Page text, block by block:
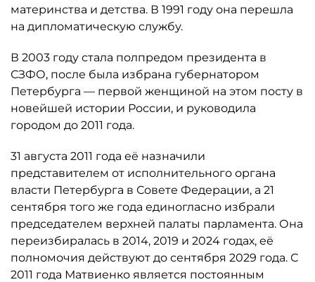
материнства и детства. В 1991 году она перешла
на дипломатическую службу.
В 2003 году стала полпредом президента в
СЗФО, после была избрана губернатором
Петербурга — первой женщиной на этом посту в
новейшей истории России, и руководила
городом до 2011 года.
31 августа 2011 года её назначили
представителем от исполнительного органа
власти Петербурга в Совете Федерации, а 21
сентября того же года единогласно избрали
председателем верхней палаты парламента. Она
переизбиралась в 2014, 2019 и 2024 годах, её
полномочия действуют до сентября 2029 года. С
2011 года Матвиенко является постоянным